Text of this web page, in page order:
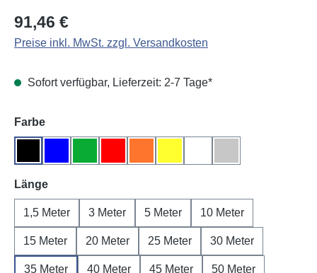
Regulärer Preis:
91,46 €
Preise inkl. MwSt. zzgl. Versandkosten
Sofort verfügbar, Lieferzeit: 2-7 Tage*
Farbeauswählen
Längeauswählen
1,5 Meter 3 Meter 5 Meter 10 Meter
15 Meter 20 Meter 25 Meter 30 Meter
35 Meter 40 Meter 45 Meter 50 Meter